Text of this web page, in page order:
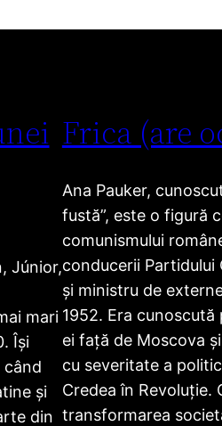
Júnior,
mari
Își
când
și
din
Frica (are
Ana Pauker,
fustă”, este o figură
comunismului
conducerii Partidului
și ministru de
1952. Era
ei față de Moscova
cu severitate a
Credea în Revoluție.
transformarea